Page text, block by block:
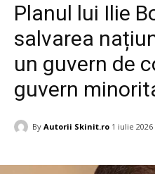
Planul lui Ilie
salvarea
un guvern de
guvern
By Autorii Skinit.ro 1 iulie 2026